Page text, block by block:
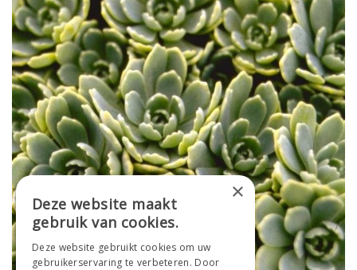
×
Deze website maakt
gebruik van cookies.
Deze website gebruikt cookies om uw
gebruikerservaring te verbeteren. Door